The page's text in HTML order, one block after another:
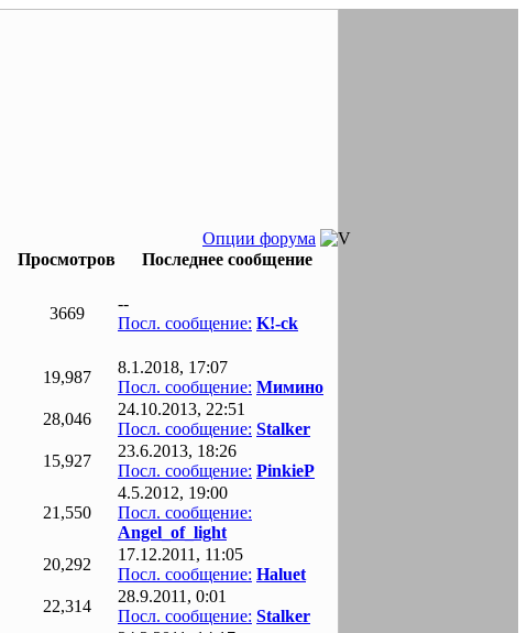
Опции форума
Просмотров
Последнее сообщение
3669
--
Посл. сообщение: K!-ck
19,987
8.1.2018, 17:07
Посл. сообщение: Мимино
28,046
24.10.2013, 22:51
Посл. сообщение: Stalker
15,927
23.6.2013, 18:26
Посл. сообщение: PinkieP
21,550
4.5.2012, 19:00
Посл. сообщение:
Angel_of_light
20,292
17.12.2011, 11:05
Посл. сообщение: Haluet
22,314
28.9.2011, 0:01
Посл. сообщение: Stalker